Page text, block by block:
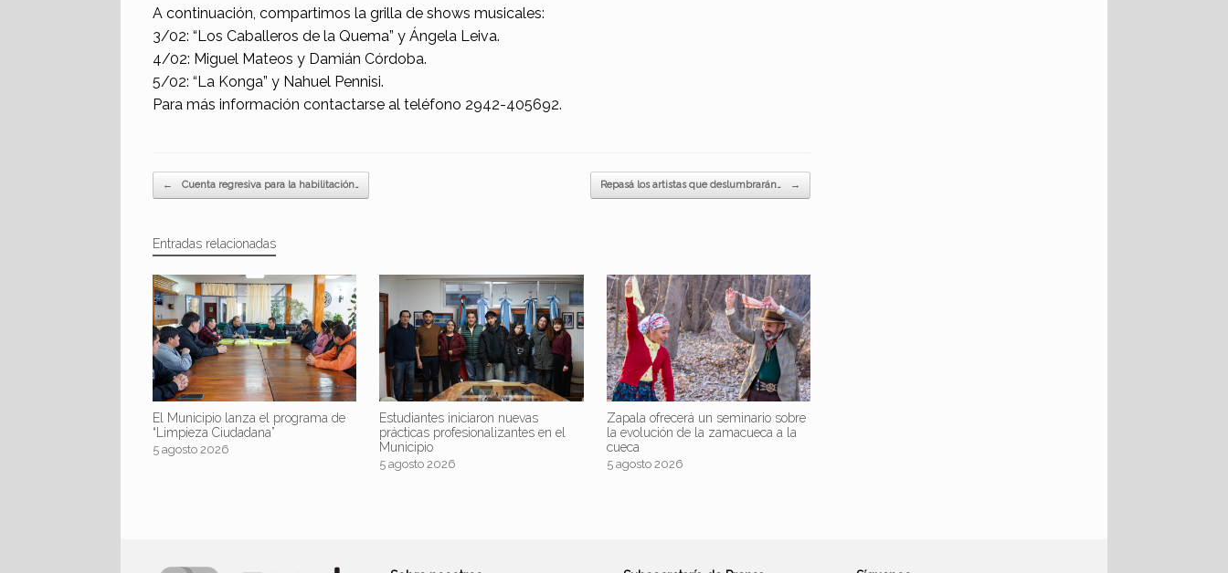
A continuación, compartimos la grilla de shows musicales:
3/02: “Los Caballeros de la Quema” y Ángela Leiva.
4/02: Miguel Mateos y Damián Córdoba.
5/02: “La Konga” y Nahuel Pennisi.
Para más información contactarse al teléfono 2942-405692.
Navegador de artículos
← Cuenta regresiva para la habilitación… Repasá los artistas que deslumbrarán… →
Entradas relacionadas
El Municipio lanza el programa de
“Limpieza Ciudadana”
5 agosto 2026
Estudiantes iniciaron nuevas
prácticas profesionalizantes en el
Municipio
5 agosto 2026
Zapala ofrecerá un seminario sobre
la evolución de la zamacueca a la
cueca
5 agosto 2026